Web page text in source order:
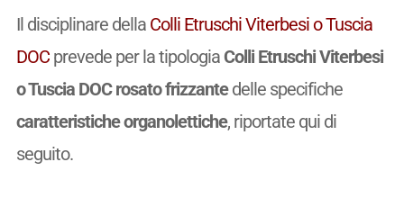
Il disciplinare della Colli Etruschi Viterbesi o Tuscia
DOCprevede per la tipologia Colli Etruschi Viterbesi
o Tuscia DOC rosato frizzantedelle specifiche
caratteristiche organolettiche, riportate qui di
seguito.